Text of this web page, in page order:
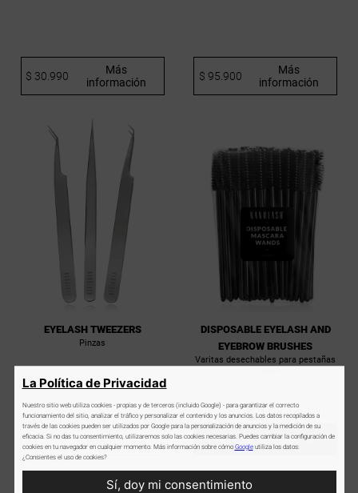
$ 30.990
Más
información
$ 95.900
Más
información
EYELASH TWEEZERS
Pinzas
$ 79.800
Más
información
DISPOSABLE EYELASH AND
EYEBROW BRUSHES
Varitas desechables para pestañas
$ 14.700
- +
AÑADIR AL CARRITO
La Política de Privacidad
Nuestro sitio web utiliza cookies - propias y de terceros (incluido Google) - para garantizar el correcto
funcionamiento del sitio, analizar el tráfico y personalizar el contenido y los anuncios. Los datos recopilados a
través de las cookies pueden ser utilizados por Google para la personalización de anuncios y la medición de su
eficacia. Si no das tu consentimiento, utilizaremos solo las cookies necesarias. Puedes cambiar la configuración de
cookies en tu navegador en cualquier momento. Más información sobre cómo Googleutiliza los datos:
¿Consientes el uso de cookies?
Sí, doy mi consentimiento